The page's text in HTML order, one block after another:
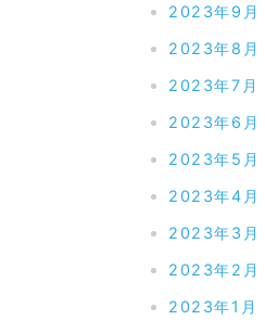
2023年9月
2023年8月
2023年7月
2023年6月
2023年5月
2023年4月
2023年3月
2023年2月
2023年1月